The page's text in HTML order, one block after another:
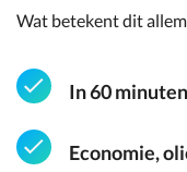
Wat betekent dit
In 60
Economie,